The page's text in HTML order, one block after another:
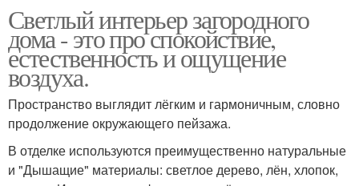
Светлый интерьер загородного
дома - это про спокойствие,
естественность и ощущение
воздуха.
Пространство выглядит лёгким и гармоничным, словно
продолжение окружающего пейзажа.
В отделке используются преимущественно натуральные
и "Дышащие" материалы: светлое дерево, лён, хлопок,